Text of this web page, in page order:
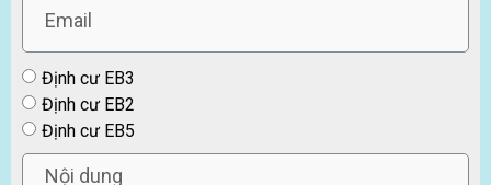
Định cư EB3
Định cư EB2
Định cư EB5